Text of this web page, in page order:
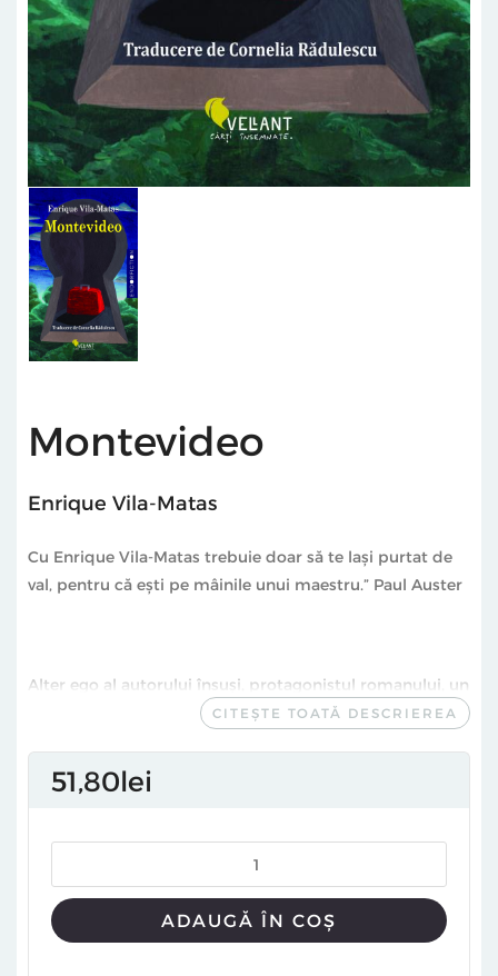
Montevideo
Enrique Vila-Matas
Cu Enrique Vila-Matas trebuie doar să te lași purtat de
val, pentru că ești pe mâinile unui maestru.” Paul Auster
Alter ego al autorului însuși, protagonistul romanului, un
scriitor care se confruntă cu un blocaj, începe să
unde este cazat, simboluri ce leagă Parisul de Cascáis,
Montevideo, Reykjavík și Bogotá și care îl ajută să
realitate sau cu desăvârșire fictive, întâlniri autentice sau
care nu au avut loc niciodată, fragmente de texte care
CITEȘTE TOATĂ DESCRIEREA
51 80lei
ADAUGĂ ÎN COȘ